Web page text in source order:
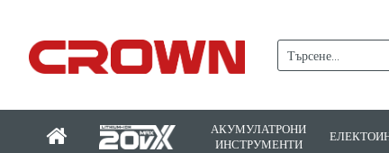
АКУМУЛАТРОНИ
ИНСТРУМЕНТИ